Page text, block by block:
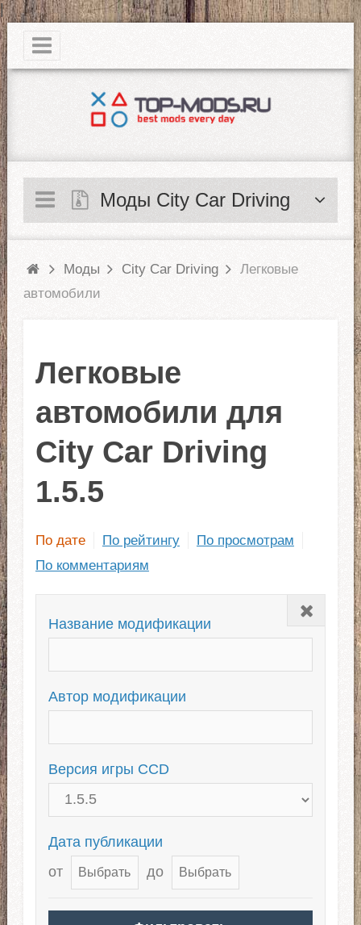
|
Моды City Car Driving
Моды City Car Driving
Легковые
автомобили
Легковые
автомобили для
City Car Driving
1.5.5
По дате По рейтингу
По просмотрам
По комментариям
Закрыть
Название модификации
Автор модификации
Версия игры CCD
Дата публикации
от
до